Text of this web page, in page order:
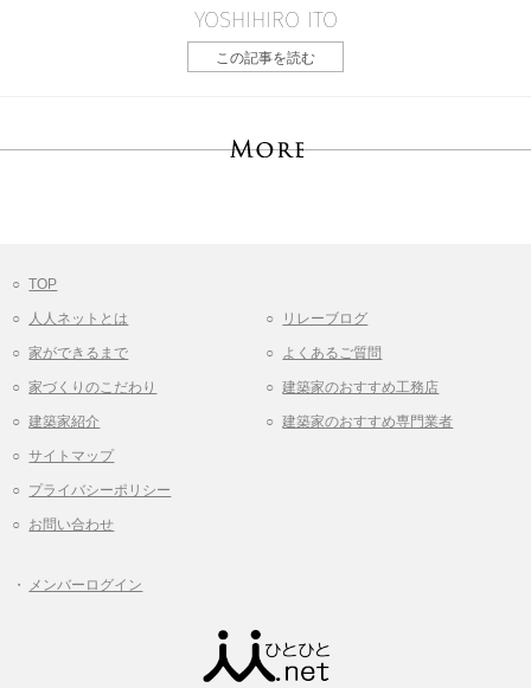
YOSHIHIRO ITO
この記事を読む
TOP
人人ネットとは
家ができるまで
家づくりのこだわり
建築家紹介
リレーブログ
よくあるご質問
建築家のおすすめ工務店
建築家のおすすめ専門業者
サイトマップ
プライバシーポリシー
お問い合わせ
メンバーログイン